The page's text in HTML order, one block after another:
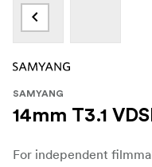
SAMYANG
14mm T3.1